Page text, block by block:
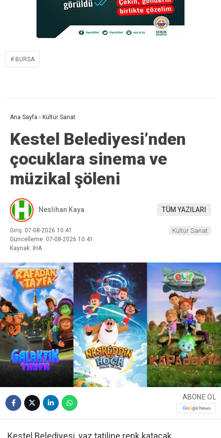
BURSA
Ana Sayfa › Kültür Sanat
Kestel Belediyesi’nden
çocuklara sinema ve
müzikal şöleni
Neslihan Kaya TÜM YAZILARI
Giriş: 07-08-2026 10:41
Güncelleme: 07-08-2026 10:41
Kaynak: İHA
Kültür Sanat
ABONE OL
Kestel Belediyesi, yaz tatiline renk katacak